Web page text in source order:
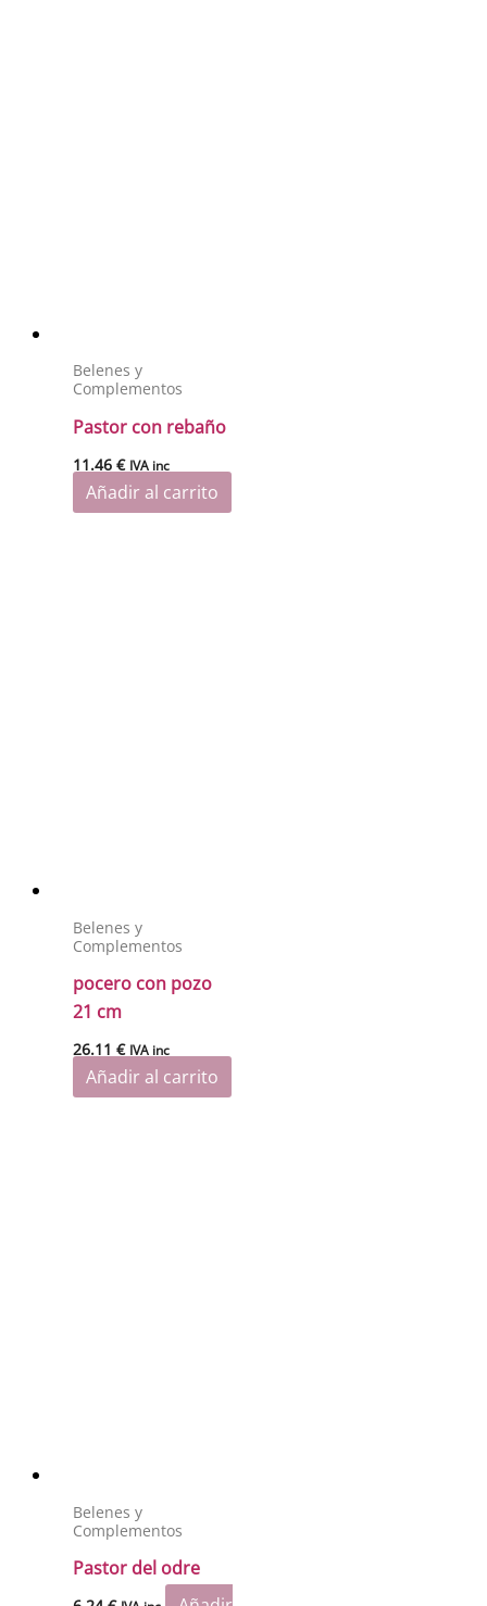
Belenes y
Complementos
Pastor con rebaño
11.46€ IVA inc
Añadir al carrito
Belenes y
Complementos
pocero con pozo
21 cm
26.11€ IVA inc
Añadir al carrito
Belenes y
Complementos
Pastor del odre